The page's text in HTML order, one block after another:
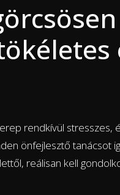
rendkívül stresszes,
önfejlesztő tanácsot
reálisan kell